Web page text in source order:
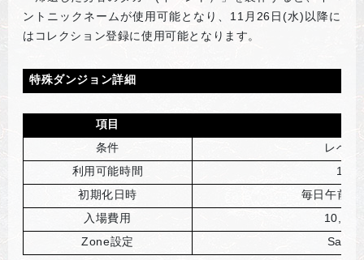
ントニックネームが使用可能となり、11月26日(水)以降に
はコレクション登録に使用可能となります。
特殊ダンジョン詳細
項目
条件
レベル
利用可能時間
1
初期化日時
毎日午前
入場費用
10,000
Zone設定